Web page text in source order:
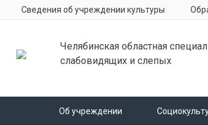
Сведения об учреждении культуры
Челябинская областная
слабовидящих и слепых
Об учреждении